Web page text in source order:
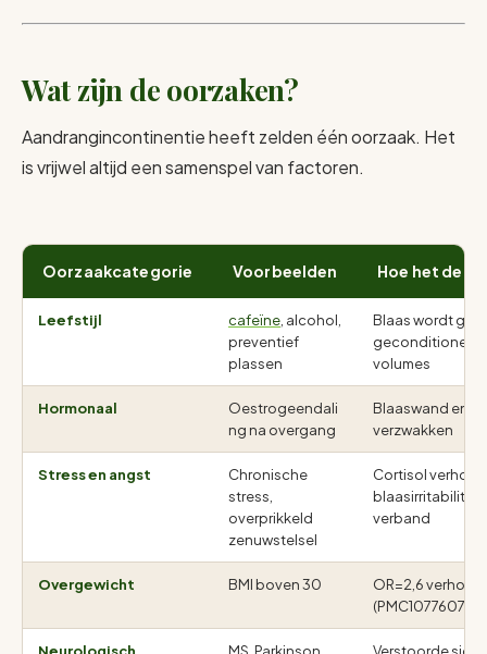
Wat zijn de oorzaken?
Aandrangincontinentie heeft zelden één oorzaak. Het
is vrijwel altijd een samenspel van factoren.
Oorzaakcategorie Voorbeelden Hoe het de
Leefstijl cafeïne , alcohol,
preventief
plassen
Blaas wordt
volumes
Hormonaal
Oestrogeendali
ng na overgang
Blaaswand en
verzwakken
Stress en angst
Chronische
stress,
overprikkeld
zenuwstelsel
Cortisol
verband
Overgewicht BMI boven 30
OR=2,6
(PMC10776079)